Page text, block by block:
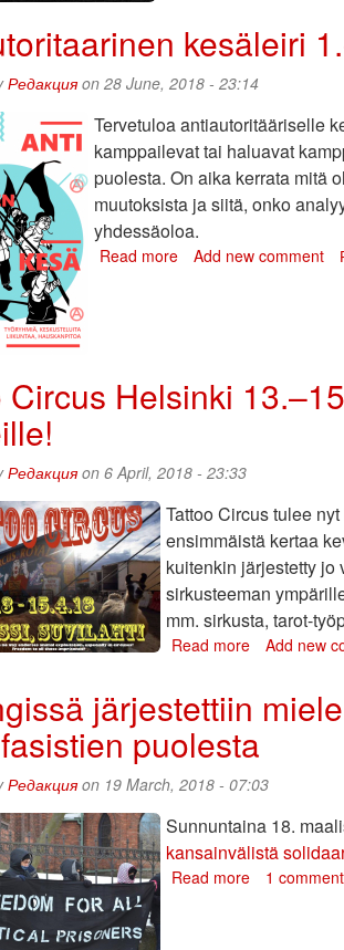
kesäleiri
Редакцияon 28 June, 2018 - 23:14
Tervetuloa antiautoritääriselle
kamppailevat tai haluavat
puolesta. On aika kerrata mitä
muutoksista ja siitä, onko
yhdessäoloa.
Read more about
Pirkanmaalla
Add new comment
Circus Helsinki
Редакцияon 6 April, 2018 - 23:33
Tattoo Circus tulee
ensimmäistä kertaa
kuitenkin järjestetty jo
sirkusteeman
mm. sirkusta, tarot-
Read more about
Helsinki
15.
huhtikuuta:
poliittisille
vangeille!
Add new
järjestettiin
puolesta
Редакцияon 19 March, 2018 - 07:03
Sunnuntaina 18.
kansainvälistä
Read more about
1 comment